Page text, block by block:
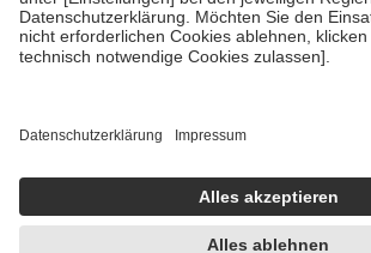
• empfohlenen Schutzimpfungen
• Harn- und Blutteststreifen
getroffen, um sicherzustellen, dass es sich um
https://help.etrusted.com/hc/de/articles/
Einige Bilder und Inhalte wurden unter